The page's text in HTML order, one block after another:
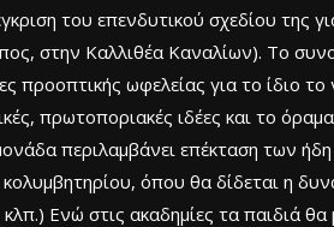
του επενδυτικού σχεδίου της
στην Καλλιθέα Καναλίων). Το
προοπτικής ωφελείας για το ίδιο
πρωτοποριακές ιδέες και το
περιλαμβάνει επέκταση των
όπου θα δίδεται η
Ενώ στις ακαδημίες τα παιδιά